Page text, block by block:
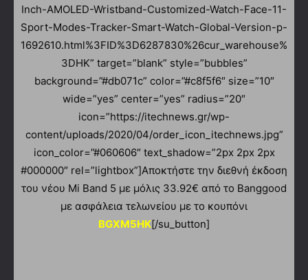
Inch-AMOLED-Wristband-Customized-Watch-Face-11-
Sport-Modes-Tracker-Smart-Watch-Global-Version-p-
1692610.html%3FID%3D6287830%26cur_warehouse%
3DHK” target=”blank” style=”bubbles”
background=”#db071c” color=”#c8f5f6″ size=”10″
wide=”yes” center=”yes” radius=”20″
icon=”https://itechnews.gr/wp-
content/uploads/2020/04/order_icon_itechnews.jpg”
icon_color=”#060606″ text_shadow=”2px 2px 2px
#000000″ rel=”lightbox”]Αποκτήστε την διεθνή έκδοση
του νέου Mi Band 5 με μόλις 33.92€ από το Banggood
με ασφάλεια τελωνείου με το κουπόνι
BGXM5HK[/su_button]